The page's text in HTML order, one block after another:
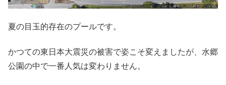
夏の目玉的存在のプールです。
かつての東日本大震災の被害で姿こそ変えましたが、水郷
公園の中で一番人気は変わりません。